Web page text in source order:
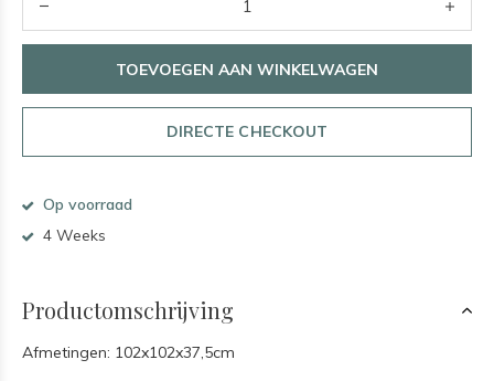
TOEVOEGEN AAN WINKELWAGEN
DIRECTE CHECKOUT
Op voorraad
4 Weeks
Productomschrijving
Afmetingen: 102x102x37,5cm